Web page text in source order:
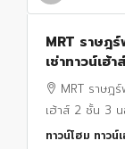
MRT ราษฎ
เช่าทาวน์เฮ้
ศักยภาพรา
MRT ราษฎ
เฮ้าส์ 2 ชั้น 3
ทาวน์โฮม ทาวน์